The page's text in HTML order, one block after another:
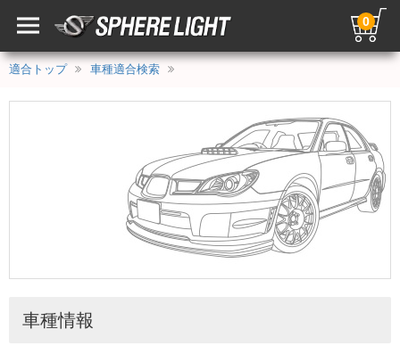
0
適合トップ 車種適合検索
車種情報